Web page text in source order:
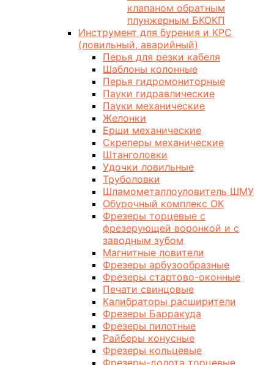
клапаном обратным
плунжерным БКОКП
Инструмент для бурения и КРС
(ловильный, аварийный)
Перья для резки кабеля
Шаблоны колонные
Перья гидромониторные
Пауки гидравлические
Пауки механические
Желонки
Ерши механические
Скреперы механические
Штанголовки
Удочки ловильные
Труболовки
Шламометаллоуловитель ШМУ
Обурочный комплекс ОК
Фрезеры торцевые с
фрезерующей воронкой и с
заводным зубом
Магнитные ловители
Фрезеры арбузообразные
Фрезеры стартово-оконные
Печати свинцовые
Калибраторы расширители
Фрезеры Барракуда
Фрезеры пилотные
Райберы конусные
Фрезеры кольцевые
Фрезеры-долота торцевые